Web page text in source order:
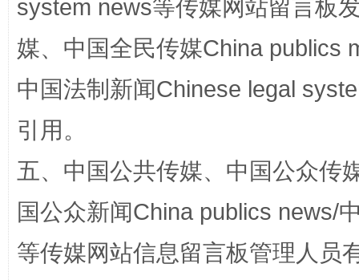
system news等传媒网站留言板
媒、中国全民传媒China publics
中国法制新闻Chinese legal
引用。
五、中国公共传媒、中国公众传
国公众新闻China publics news/
等传媒网站信息留言板管理人员